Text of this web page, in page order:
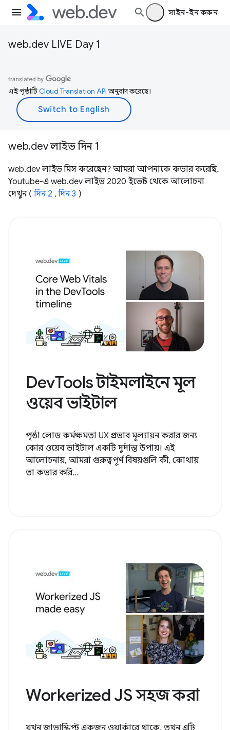
সাইন-ইন করুন
web.dev LIVE Day 1
এই পৃষ্ঠাটিCloud Translation APIঅনুবাদ করেছে।
web.dev লাইভ দিন 1
web.dev লাইভ মিস করেছেন? আমরা আপনাকে কভার করেছি.
Youtube-এ web.dev লাইভ 2020 ইভেন্ট থেকে আলোচনা
দেখুন (দিন 2 ,দিন 3 )
DevTools টাইমলাইনে মূল
ওয়েব ভাইটাল
পৃষ্ঠা লোড কর্মক্ষমতা UX প্রভাব মূল্যায়ন করার জন্য
কোর ওয়েব ভাইটাল একটি দুর্দান্ত উপায়। এই
আলোচনায়, আমরা গুরুত্বপূর্ণ বিষয়গুলি কী, কোথায়
তা কভার করি...
Workerized JS সহজ করা
যখন জাভাস্ক্রিপ্ট একজন ওয়ার্কারে থাকে, তখন এটি